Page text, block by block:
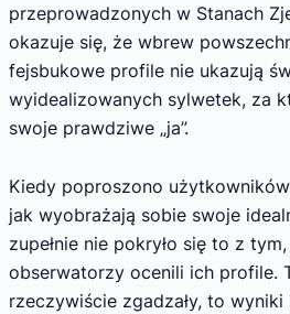
przeprowadzonych w Stanach
okazuje się, że wbrew
fejsbukowe profile nie ukazują
wyidealizowanych sylwetek, za
swoje prawdziwe „ja”.
Kiedy poproszono
jak wyobrażają sobie swoje
zupełnie nie pokryło się to z
obserwatorzy ocenili ich profile.
rzeczywiście zgadzały, to